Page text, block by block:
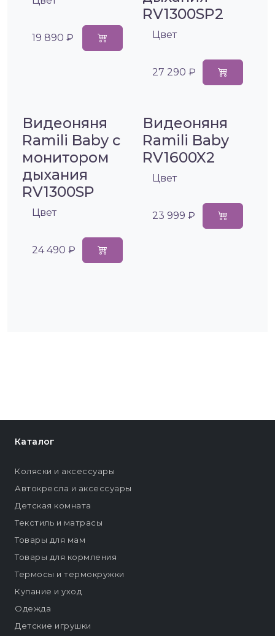
19 890 ₽
RV1300SP2
Цвет
27 290 ₽
Видеоняня
Ramili Baby с
монитором
дыхания
RV1300SP
Цвет
24 490 ₽
Видеоняня
Ramili Baby
RV1600X2
Цвет
23 999 ₽
Каталог
Коляски и аксессуары
Автокресла и аксессуары
Детская комната
Текстиль и матрасы
Товары для мам
Товары для кормления
Термосы и термокружки
Купание и уход
Одежда
Детские игрушки